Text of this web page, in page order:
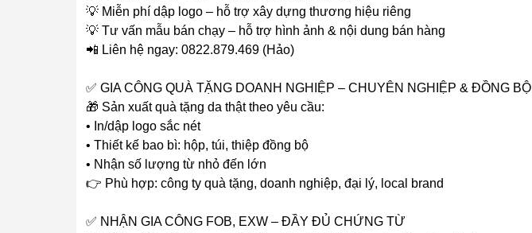
💡 Miễn phí dập logo – hỗ trợ xây dựng thương hiệu riêng
💡 Tư vấn mẫu bán chạy – hỗ trợ hình ảnh & nội dung bán hàng
📲 Liên hệ ngay: 0822.879.469 (Hảo)
✅ GIA CÔNG QUÀ TẶNG DOANH NGHIỆP – CHUYÊN NGHIỆP & ĐỒNG BỘ
🎁 Sản xuất quà tặng da thật theo yêu cầu:
• In/dập logo sắc nét
• Thiết kế bao bì: hộp, túi, thiệp đồng bộ
• Nhận số lượng từ nhỏ đến lớn
👉 Phù hợp: công ty quà tặng, doanh nghiệp, đại lý, local brand
✅ NHẬN GIA CÔNG FOB, EXW – ĐẦY ĐỦ CHỨNG TỪ